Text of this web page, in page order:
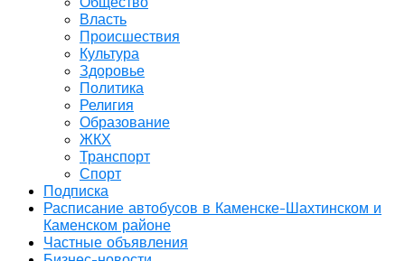
Власть
Происшествия
Культура
Здоровье
Политика
Религия
Образование
ЖКХ
Транспорт
Спорт
Подписка
Расписание автобусов в Каменске-Шахтинском и
Каменском районе
Частные объявления